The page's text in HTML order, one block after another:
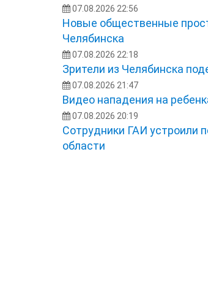
07.08.2026 22:56
Новые общественные
Челябинска
07.08.2026 22:18
Зрители из Челябинска
07.08.2026 21:47
Видео нападения на
07.08.2026 20:19
Сотрудники ГАИ устроили
области